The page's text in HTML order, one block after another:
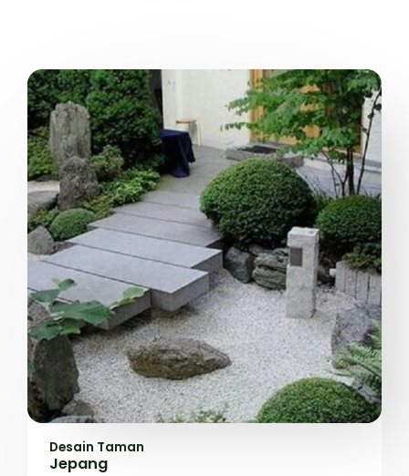
Desain Taman
Jepang